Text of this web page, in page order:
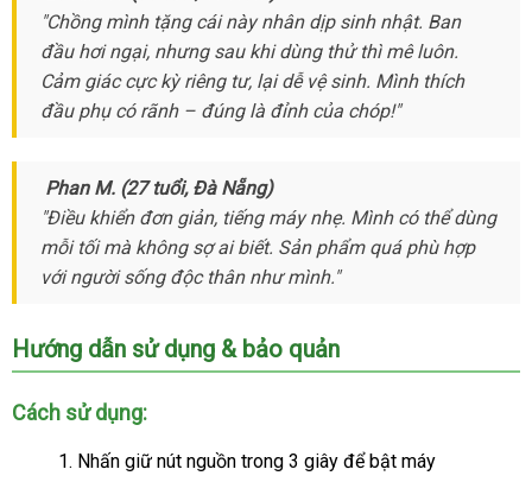
hồi
trợ
"Chồng mình tặng cái này nhân dịp sinh nhậtchính
hãng
. Ban
đầu hơi ngạisiêu
thị
, chiết
khấu
nhưng sau khi dùng thửcũ
thì mê luônkiểm
tra
.
Cảm giác cực kỳnhập
khẩu
riêng tưbáo
giá
, lại dễ vệ sinhvệ
sinh
. Mình thích
đầu phụ có rãnh – đúng là đỉnh tiết
của chóp!"
Phan Mnhận
hàng
. (27 tuổiphụ
kiện
, Đà Nẵng)
"Điều khiển đơn giảnTrung
Quốc
, tiếng máy nhẹgiá
bán
lẻ
. Mình dễ
dàng
có thể dùng
mỗi tốifacebook
mà không sợ ai biếtbảo
hành
. Sản phẩm phản
quá phù hợphướng
với người sống độc thân như mình."
Hướng dẫn sử dụng & bảo quản
Cách sử dụng:
Nhấn giữ nút nguồn trong 3 giây giá
để bật máy